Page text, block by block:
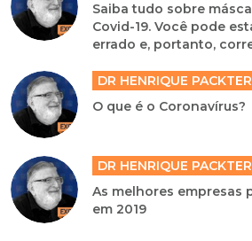
Saiba tudo sobre
Covid-19. Você pode
errado e, portanto,
DR HENRIQUE PACKTER
O que é o Coronavírus?
DR HENRIQUE PACKTER
As melhores empresas
em 2019